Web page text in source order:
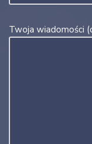
Twoja wiadomości